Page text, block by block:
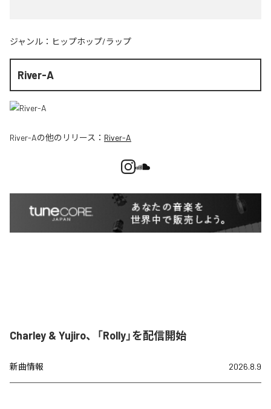
ジャンル： ヒップホップ/ラップ
River-A
River-Aの他のリリース： River-A
Charley & Yujiro、「Rolly」を配信開始
新曲情報 2026.8.9